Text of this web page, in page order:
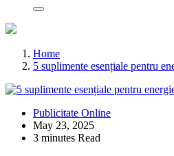
Home
5 suplimente esențiale pentru
Publicitate Online
May 23, 2025
3 minutes Read